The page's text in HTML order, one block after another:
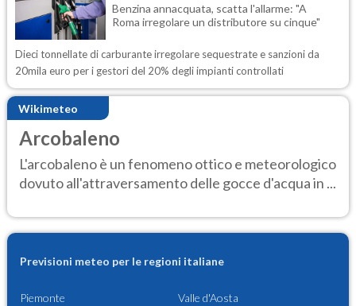
Benzina annacquata, scatta l'allarme: "A
Roma irregolare un distributore su cinque"
Dieci tonnellate di carburante irregolare sequestrate e sanzioni da
20mila euro per i gestori del 20% degli impianti controllati
Wikimeteo
Arcobaleno
L'arcobaleno è un fenomeno ottico e meteorologico
dovuto all'attraversamento delle gocce d'acqua in ...
Previsioni meteo per le regioni italiane
Piemonte Valle d'Aosta